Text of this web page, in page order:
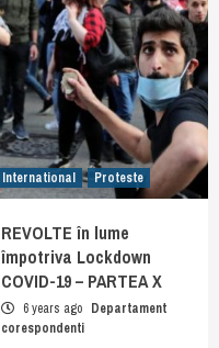
International Proteste
REVOLTE în lume
împotriva Lockdown
COVID-19 – PARTEA X
6 years ago Departament
corespondenti